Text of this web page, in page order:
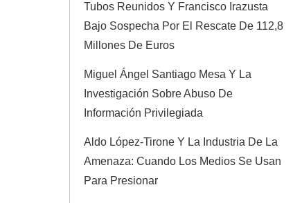
Tubos Reunidos Y Francisco Irazusta
Bajo Sospecha Por El Rescate De 112,8
Millones De Euros
Miguel Ángel Santiago Mesa Y La
Investigación Sobre Abuso De
Información Privilegiada
Aldo López-Tirone Y La Industria De La
Amenaza: Cuando Los Medios Se Usan
Para Presionar